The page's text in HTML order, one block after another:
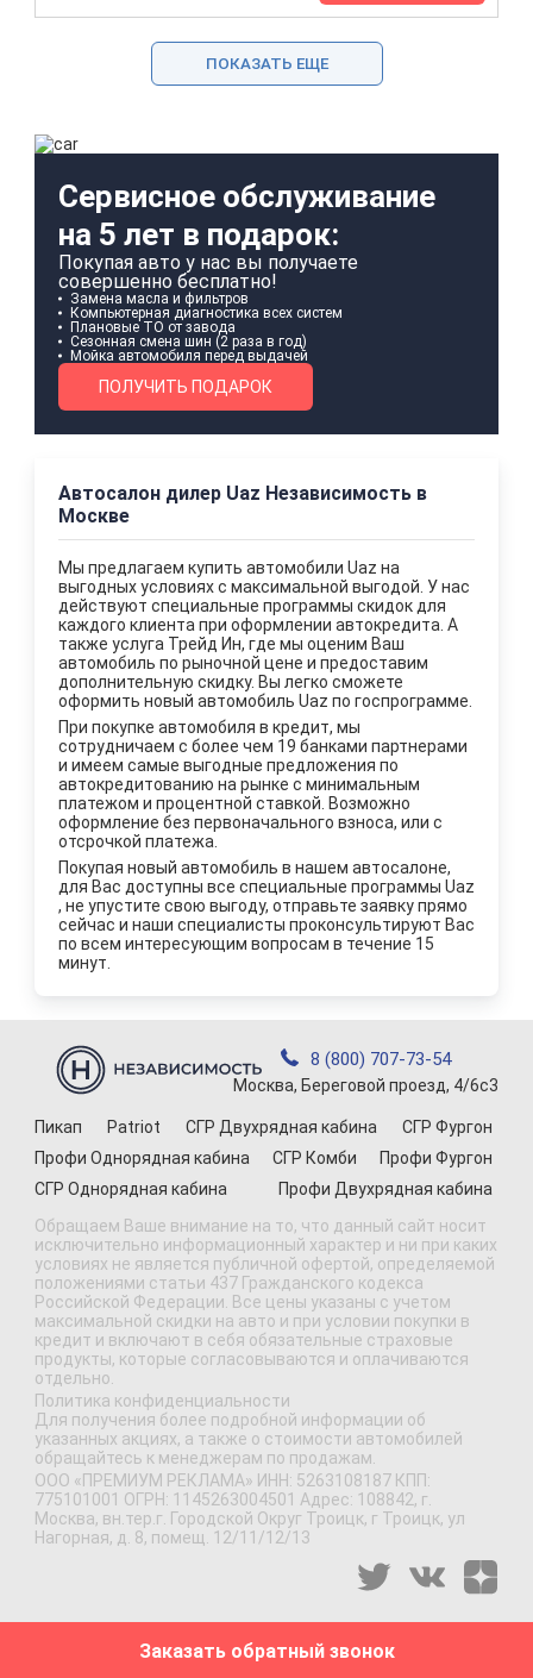
ПОКАЗАТЬ ЕЩЕ
Сервисное обслуживание
на 5 лет в подарок:
Покупая авто у нас вы получаете
совершенно бесплатно!
Замена масла и фильтров
Компьютерная диагностика всех систем
Плановые ТО от завода
Сезонная смена шин (2 раза в год)
Мойка автомобиля перед выдачей
ПОЛУЧИТЬ ПОДАРОК
Автосалон дилер Uaz Независимость в
Москве
Мы предлагаем купить автомобили Uaz на
выгодных условиях с максимальной выгодой. У нас
действуют специальные программы скидок для
каждого клиента при оформлении автокредита. А
также услуга Трейд Ин, где мы оценим Ваш
автомобиль по рыночной цене и предоставим
дополнительную скидку. Вы легко сможете
оформить новый автомобиль Uaz по госпрограмме.
При покупке автомобиля в кредит, мы
сотрудничаем с более чем 19 банками партнерами
и имеем самые выгодные предложения по
автокредитованию на рынке с минимальным
платежом и процентной ставкой. Возможно
оформление без первоначального взноса, или с
отсрочкой платежа.
Покупая новый автомобиль в нашем автосалоне,
для Вас доступны все специальные программы Uaz
, не упустите свою выгоду, отправьте заявку прямо
сейчас и наши специалисты проконсультируют Вас
по всем интересующим вопросам в течение 15
минут.
8 (800) 707-73-54
Москва, Береговой проезд, 4/6с3
Пикап Patriot СГР Двухрядная кабина
СГР Фургон
Профи Однорядная кабина
СГР Комби
Профи Фургон
СГР Однорядная кабина
Профи Двухрядная кабина
Обращаем Ваше внимание на то, что данный сайт носит
исключительно информационный характер и ни при каких
условиях не является публичной офертой, определяемой
положениями статьи 437 Гражданского кодекса
Российской Федерации. Все цены указаны с учетом
максимальной скидки на авто и при условии покупки в
кредит и включают в себя обязательные страховые
продукты, которые согласовываются и оплачиваются
отдельно.
Политика конфиденциальности
Для получения более подробной информации об
указанных акциях, а также о стоимости автомобилей
обращайтесь к менеджерам по продажам.
ООО «ПРЕМИУМ РЕКЛАМА» ИНН: 5263108187 КПП:
775101001 ОГРН: 1145263004501 Адрес: 108842, г.
Москва, вн.тер.г. Городской Округ Троицк, г Троицк, ул
Нагорная, д. 8, помещ. 12/11/12/13
Заказать обратный звонок